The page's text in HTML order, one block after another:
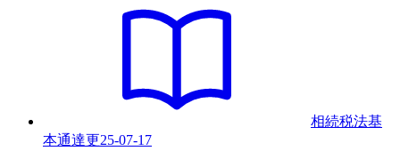
相続税法基
本通達更25-07-17